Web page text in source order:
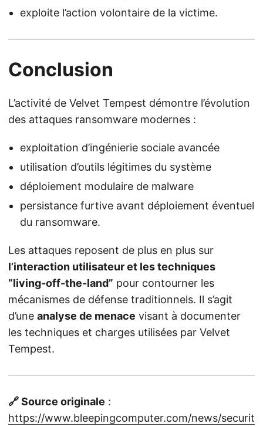
exploite l’action volontaire de la victime.
Conclusion
L’activité de Velvet Tempest démontre l’évolution
des attaques ransomware modernes :
exploitation d’ingénierie sociale avancée
utilisation d’outils légitimes du système
déploiement modulaire de malware
persistance furtive avant déploiement éventuel
du ransomware.
Les attaques reposent de plus en plus sur
l’interaction utilisateur et les techniques
“living-off-the-land” pour contourner les
mécanismes de défense traditionnels. Il s’agit
d’une analyse de menace visant à documenter
les techniques et charges utilisées par Velvet
Tempest.
🔗 Source originale :
https://www.bleepingcomputer.com/news/securit